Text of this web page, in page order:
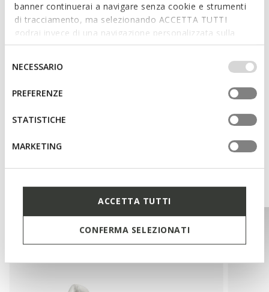
banner continuerai a navigare senza cookie e strumenti
di tracciamento, ma selezionando ACCETTA TUTTI
godrai invece di una navigazione personalizzata sulla
base dei tuoi gusti ed interessi. Selezionando
IMPOSTAZIONI potrai anche scegliere quali cookies ed
altri strumenti di tracciamento autorizzare. Per maggiori
informazioni o per modificare in qualsiasi momento le
tue impostazioni, visita la nostra
consenso
NECESSARIO
PREFERENZE
STATISTICHE
MARKETING
ACCETTA TUTTI
CONFERMA SELEZIONATI
Caractéristiques
Technologies
Vous pourriez aussi aimer